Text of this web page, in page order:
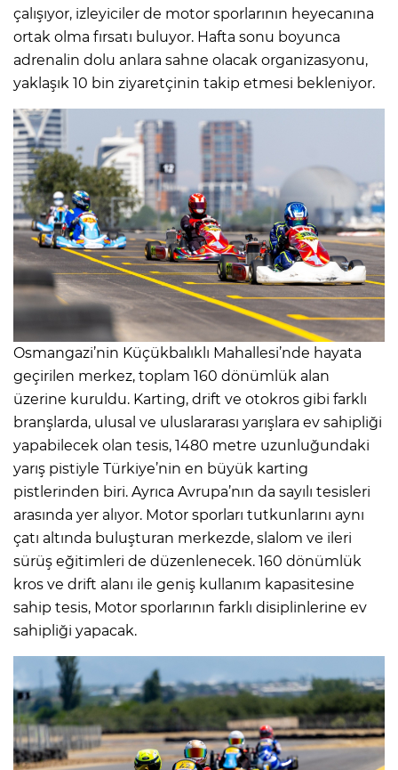
çalışıyor, izleyiciler de motor sporlarının heyecanına
ortak olma fırsatı buluyor. Hafta sonu boyunca
adrenalin dolu anlara sahne olacak organizasyonu,
yaklaşık 10 bin ziyaretçinin takip etmesi bekleniyor.
Osmangazi’nin Küçükbalıklı Mahallesi’nde hayata
geçirilen merkez, toplam 160 dönümlük alan
üzerine kuruldu. Karting, drift ve otokros gibi farklı
branşlarda, ulusal ve uluslararası yarışlara ev sahipliği
yapabilecek olan tesis, 1480 metre uzunluğundaki
yarış pistiyle Türkiye’nin en büyük karting
pistlerinden biri. Ayrıca Avrupa’nın da sayılı tesisleri
arasında yer alıyor. Motor sporları tutkunlarını aynı
çatı altında buluşturan merkezde, slalom ve ileri
sürüş eğitimleri de düzenlenecek. 160 dönümlük
kros ve drift alanı ile geniş kullanım kapasitesine
sahip tesis, Motor sporlarının farklı disiplinlerine ev
sahipliği yapacak.